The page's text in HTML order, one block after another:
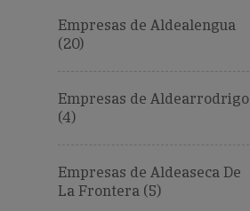
Empresas de Aldealengua
(20)
Empresas de Aldearrodrigo
(4)
Empresas de Aldeaseca De
La Frontera (5)